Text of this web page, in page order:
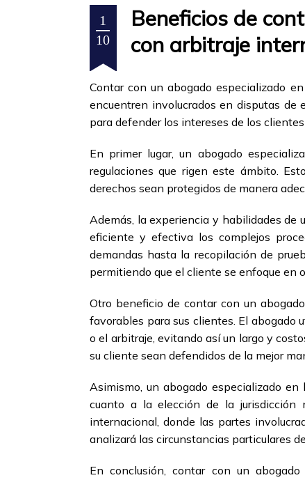
1
10
Beneficios de
con arbitraje
Contar con un abogado especializado
encuentren involucrados en disputas
para defender los intereses de los
En primer lugar, un abogado
regulaciones que rigen este ámbito.
derechos sean protegidos de manera
Además, la experiencia y habilidades de
eficiente y efectiva los complejos
demandas hasta la recopilación de
permitiendo que el cliente se enfoque en
Otro beneficio de contar con un
favorables para sus clientes. El abogado
o el arbitraje, evitando así un largo y
su cliente sean defendidos de la mejor
Asimismo, un abogado especializado
cuanto a la elección de la jurisdicción
internacional, donde las partes
analizará las circunstancias particulares
En conclusión, contar con un